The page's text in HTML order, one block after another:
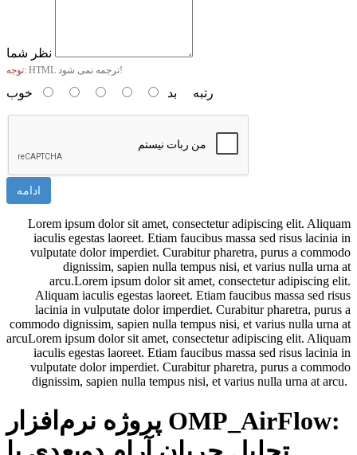
نظر شما
توجه: HTML ترجمه نمی شود!
رتبه بد خوب
ادامه
Lorem ipsum dolor sit amet, consectetur adipiscing elit. Aliquam
iaculis egestas laoreet. Etiam faucibus massa sed risus lacinia in
vulputate dolor imperdiet. Curabitur pharetra, purus a commodo
dignissim, sapien nulla tempus nisi, et varius nulla urna at
arcu.Lorem ipsum dolor sit amet, consectetur adipiscing elit.
Aliquam iaculis egestas laoreet. Etiam faucibus massa sed risus
lacinia in vulputate dolor imperdiet. Curabitur pharetra, purus a
commodo dignissim, sapien nulla tempus nisi, et varius nulla urna at
arcuLorem ipsum dolor sit amet, consectetur adipiscing elit. Aliquam
iaculis egestas laoreet. Etiam faucibus massa sed risus lacinia in
vulputate dolor imperdiet. Curabitur pharetra, purus a commodo
dignissim, sapien nulla tempus nisi, et varius nulla urna at arcu.
پروژه نرم‌افزار OMP_AirFlow: